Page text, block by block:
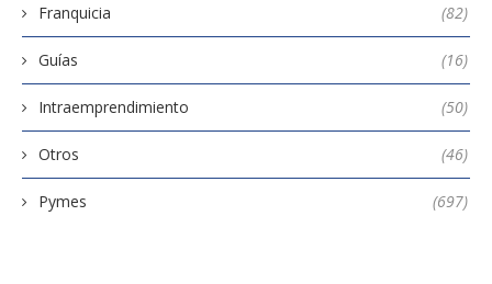
Franquicia (82)
Guías (16)
Intraemprendimiento (50)
Otros (46)
Pymes (697)